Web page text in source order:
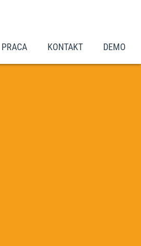
PRACA KONTAKT DEMO